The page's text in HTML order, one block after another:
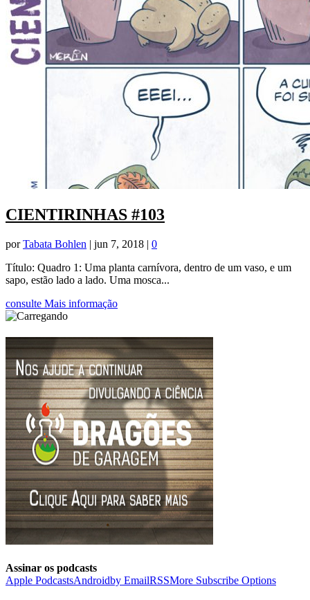
CIENTIRINHAS #103
porTabata Bohlen | jun 7, 2018 | 0
Título: Quadro 1: Uma planta carnívora, dentro de um vaso, e um
sapo, estão lado a lado. Uma mosca...
consulte Mais informação
Assinar os podcasts
Apple PodcastsAndroidby EmailRSSMore Subscribe Options